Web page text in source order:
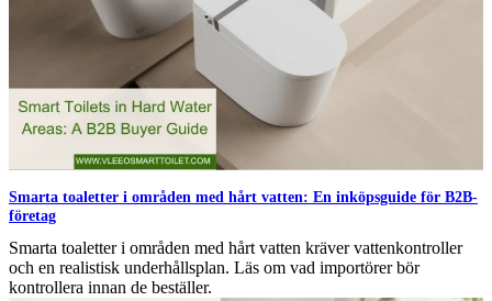
Smarta toaletter i områden med hårt vatten: En inköpsguide för B2B-
företag
Smarta toaletter i områden med hårt vatten kräver vattenkontroller
och en realistisk underhållsplan. Läs om vad importörer bör
kontrollera innan de beställer.